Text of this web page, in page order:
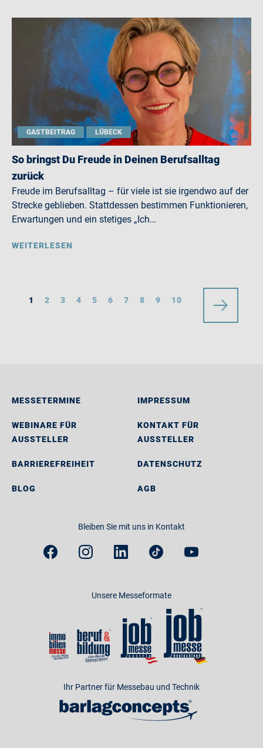
GASTBEITRAG LÜBECK
So bringst Du Freude in Deinen Berufsalltag
zurück
Freude im Berufsalltag – für viele ist sie irgendwo auf der
Strecke geblieben. Stattdessen bestimmen Funktionieren,
Erwartungen und ein stetiges „Ich…
WEITERLESEN
1 2 3 4 5 6 7 8 9 10
MESSETERMINE
WEBINARE FÜR
AUSSTELLER
BARRIEREFREIHEIT
BLOG
IMPRESSUM
KONTAKT FÜR
AUSSTELLER
DATENSCHUTZ
AGB
Bleiben Sie mit uns in Kontakt
Unsere Messeformate
Ihr Partner für Messebau und Technik